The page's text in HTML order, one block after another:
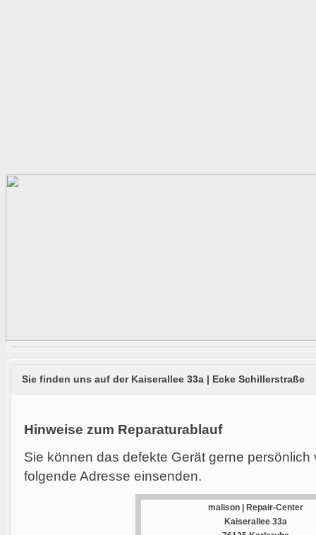
Sie finden uns auf der Kaiserallee 33a | Ecke Schillerstraße
Hinweise zum Reparaturablauf
Sie können das defekte Gerät gerne
folgende Adresse einsenden.
malison | Repair-Center
Kaiserallee 33a